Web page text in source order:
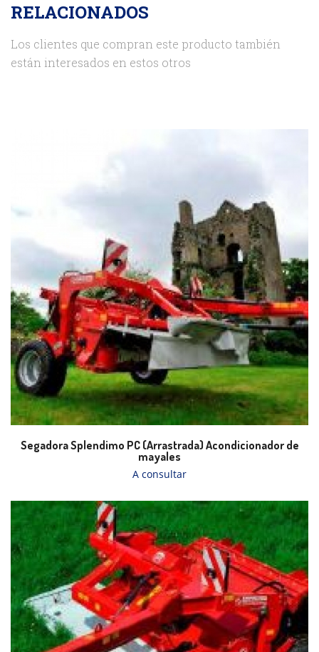
RELACIONADOS
Los clientes que compran este producto también
están interesados en estos otros
Segadora Splendimo PC (Arrastrada) Acondicionador de
mayales
A consultar